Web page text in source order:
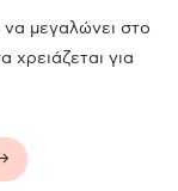
μεγαλώνει στο
χρειάζεται για